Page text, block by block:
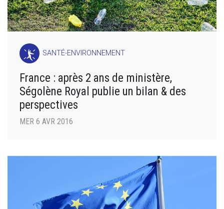
SANTÉ-ENVIRONNEMENT
France : après 2 ans de ministère,
Ségolène Royal publie un bilan & des
perspectives
MER 6 AVR 2016